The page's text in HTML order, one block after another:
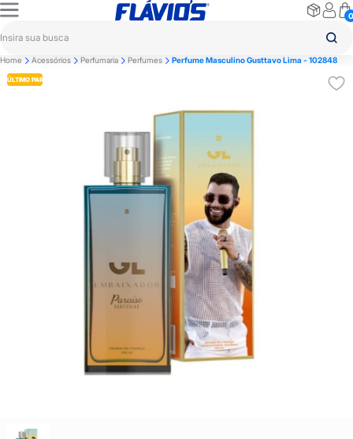
0
Home Acessórios Perfumaria Perfumes Perfume Masculino Gusttavo Lima - 102848
ÚLTIMO PAR